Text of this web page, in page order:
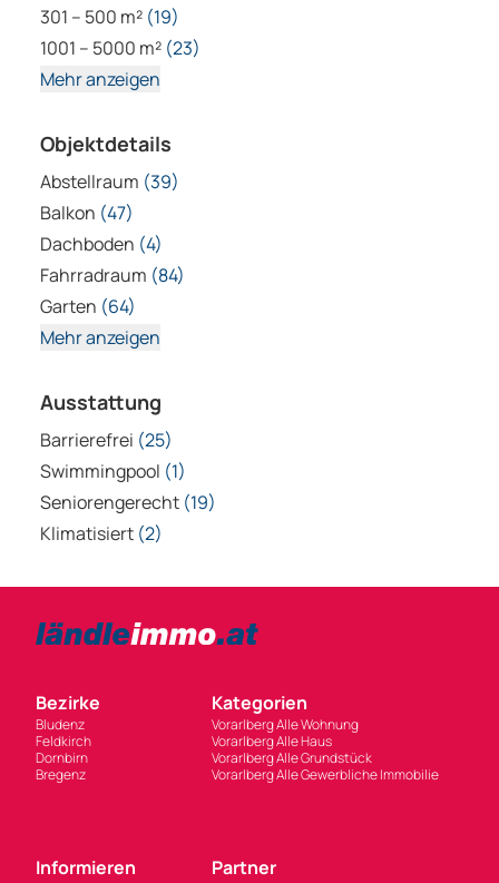
301 – 500 m² (19)
1001 – 5000 m² (23)
Mehr anzeigen
Objektdetails
Abstellraum (39)
Balkon (47)
Dachboden (4)
Fahrradraum (84)
Garten (64)
Mehr anzeigen
Ausstattung
Barrierefrei (25)
Swimmingpool (1)
Seniorengerecht (19)
Klimatisiert (2)
Bezirke
Bludenz
Feldkirch
Dornbirn
Bregenz
Kategorien
Vorarlberg Alle Wohnung
Vorarlberg Alle Haus
Vorarlberg Alle Grundstück
Vorarlberg Alle Gewerbliche Immobilie
Informieren Partner